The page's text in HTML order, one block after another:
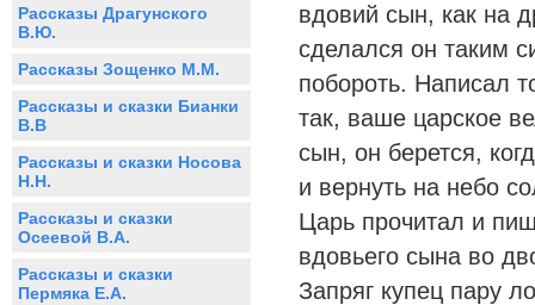
Рассказы Драгунского
В.Ю.
Рассказы Зощенко М.М.
Рассказы и сказки Бианки
В.В
Рассказы и сказки Носова
Н.Н.
Рассказы и сказки
Осеевой В.А.
Рассказы и сказки
Пермяка Е.А.
вдовий сын, как на
сделался он таким
побороть. Написал
так, ваше царское
сын, он берется,
и вернуть на небо
Царь прочитал и
вдовьего сына во
Запряг купец пару